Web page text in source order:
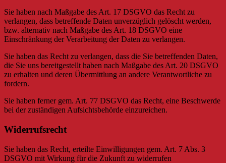
Sie haben nach Maßgabe des Art. 17 DSGVO das Recht zu
verlangen, dass betreffende Daten unverzüglich gelöscht werden,
bzw. alternativ nach Maßgabe des Art. 18 DSGVO eine
Einschränkung der Verarbeitung der Daten zu verlangen.
Sie haben das Recht zu verlangen, dass die Sie betreffenden Daten,
die Sie uns bereitgestellt haben nach Maßgabe des Art. 20 DSGVO
zu erhalten und deren Übermittlung an andere Verantwortliche zu
fordern.
Sie haben ferner gem. Art. 77 DSGVO das Recht, eine Beschwerde
bei der zuständigen Aufsichtsbehörde einzureichen.
Widerrufsrecht
Sie haben das Recht, erteilte Einwilligungen gem. Art. 7 Abs. 3
DSGVO mit Wirkung für die Zukunft zu widerrufen